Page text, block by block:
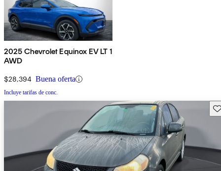
2025 Chevrolet Equinox EV LT 1
AWD
$28,394 Buena oferta
Incluye tarifas de conc.